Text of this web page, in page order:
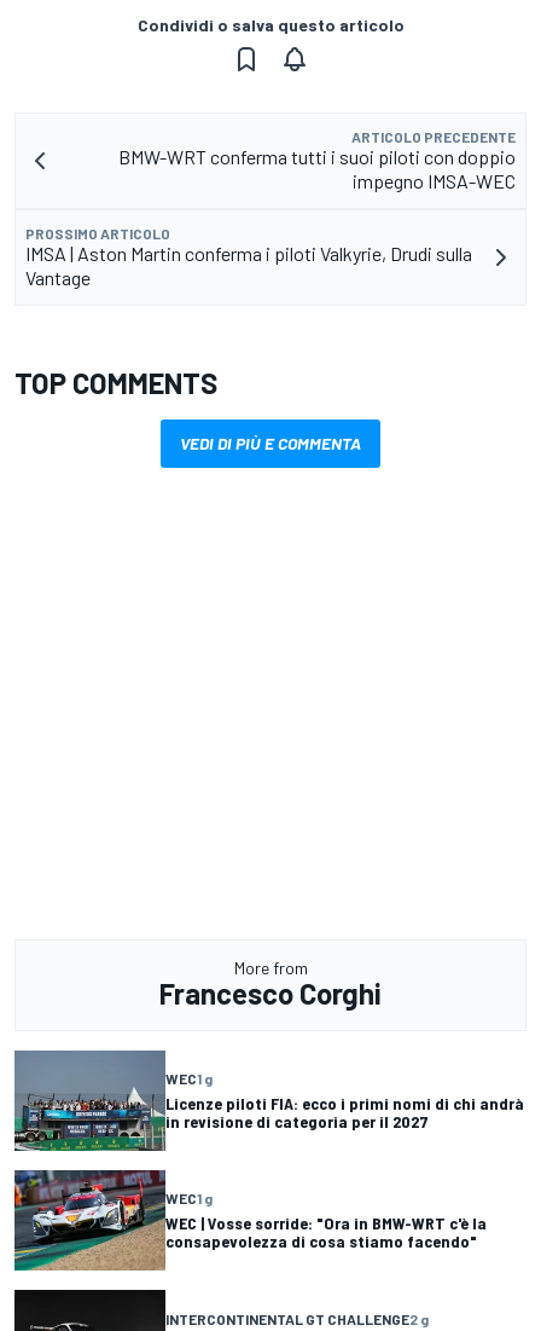
Condividi o salva questo articolo
ARTICOLO PRECEDENTE
BMW-WRT conferma tutti i suoi piloti con doppio
impegno IMSA-WEC
PROSSIMO ARTICOLO
IMSA | Aston Martin conferma i piloti Valkyrie, Drudi sulla
Vantage
TOP COMMENTS
VEDI DI PIÙ E COMMENTA
More from
Francesco Corghi
WEC1 g
Licenze piloti FIA: ecco i primi nomi di chi andrà
in revisione di categoria per il 2027
WEC1 g
WEC | Vosse sorride: "Ora in BMW-WRT c'è la
consapevolezza di cosa stiamo facendo"
INTERCONTINENTAL GT CHALLENGE2 g